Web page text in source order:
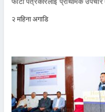
२ महिना अगाडि